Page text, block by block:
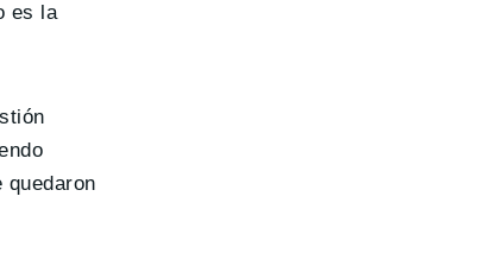
es la
quedaron